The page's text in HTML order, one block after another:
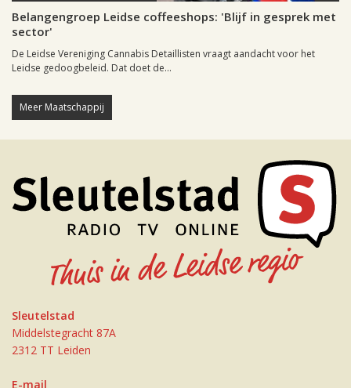
Belangengroep Leidse coffeeshops: 'Blijf in gesprek met
sector'
De Leidse Vereniging Cannabis Detaillisten vraagt aandacht voor het
Leidse gedoogbeleid. Dat doet de...
Meer Maatschappij
Sleutelstad
Middelstegracht 87A
2312 TT Leiden
E-mail